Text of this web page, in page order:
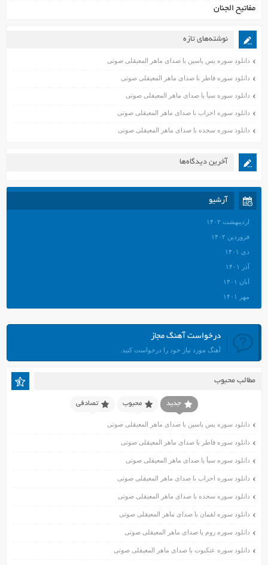
مفاتیح الجنان
نوشته‌های تازه
دانلود سوره یس یاسین با صدای ماهر المعیقلی صوتی
دانلود سوره فاطر با صدای ماهر المعیقلی صوتی
دانلود سوره سبأ با صدای ماهر المعیقلی صوتی
دانلود سوره احزاب با صدای ماهر المعیقلی صوتی
دانلود سوره سجده با صدای ماهر المعیقلی صوتی
آخرین دیدگاه‌ها
آرشیو
اردیبهشت ۱۴۰۲
فروردین ۱۴۰۲
دی ۱۴۰۱
آذر ۱۴۰۱
آبان ۱۴۰۱
مهر ۱۴۰۱
مرداد ۱۴۰۱
تیر ۱۴۰۱
فروردین ۱۴۰۱
آذر ۱۴۰۰
آبان ۱۴۰۰
اسفند ۱۳۹۹
آبان ۱۳۹۹
مهر ۱۳۹۹
درخواست آهنگ مجاز
آهنگ مورد نیاز خود را درخواست کنید.
مطالب محبوب
جدید محبوب تصادفی
دانلود سوره یس یاسین با صدای ماهر المعیقلی صوتی
دانلود سوره فاطر با صدای ماهر المعیقلی صوتی
دانلود سوره سبأ با صدای ماهر المعیقلی صوتی
دانلود سوره احزاب با صدای ماهر المعیقلی صوتی
دانلود سوره سجده با صدای ماهر المعیقلی صوتی
دانلود سوره لقمان با صدای ماهر المعیقلی صوتی
دانلود سوره روم با صدای ماهر المعیقلی صوتی
دانلود سوره عنکبوت با صدای ماهر المعیقلی صوتی